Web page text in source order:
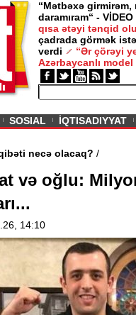
“Mətbəxə girmirəm,
daramıram“ - VİDEO
qısa ətəyi tənqid
çadrada görmək
verdi
“Ər çörəyi
Azərbaycanlı model
SOSIAL İQTISADIYYAT
aqibəti necə olacaq?
və oğlu:
14:10